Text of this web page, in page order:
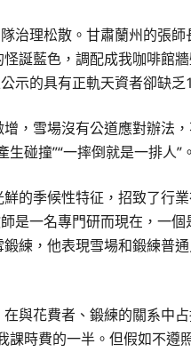
治理松散。甘肅蘭州的張
誕藍色，調配成我咖啡館
示的具有正軌天資者卻缺乏
，雪場沒有公道應對辦法
碰撞”“一摔倒就是一排人”。
的季候性特征，招致了行
是一名專門研而現在，一
練，他表現雪場和鍛練普
與花費者、鍛練的關系中
時費的一半。但假如不遵